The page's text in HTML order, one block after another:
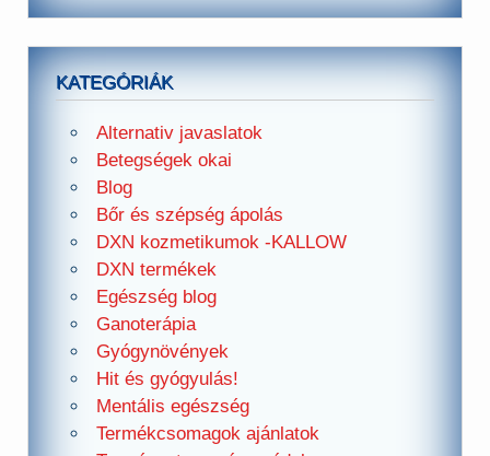
KATEGÓRIÁK
Alternativ javaslatok
Betegségek okai
Blog
Bőr és szépség ápolás
DXN kozmetikumok -KALLOW
DXN termékek
Egészség blog
Ganoterápia
Gyógynövények
Hit és gyógyulás!
Mentális egészség
Termékcsomagok ajánlatok